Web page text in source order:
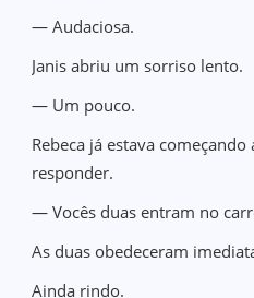
— Audaciosa.
Janis abriu um sorriso lento.
— Um pouco.
Rebeca já estava
responder.
— Vocês duas entram no
As duas obedeceram
Ainda rindo.